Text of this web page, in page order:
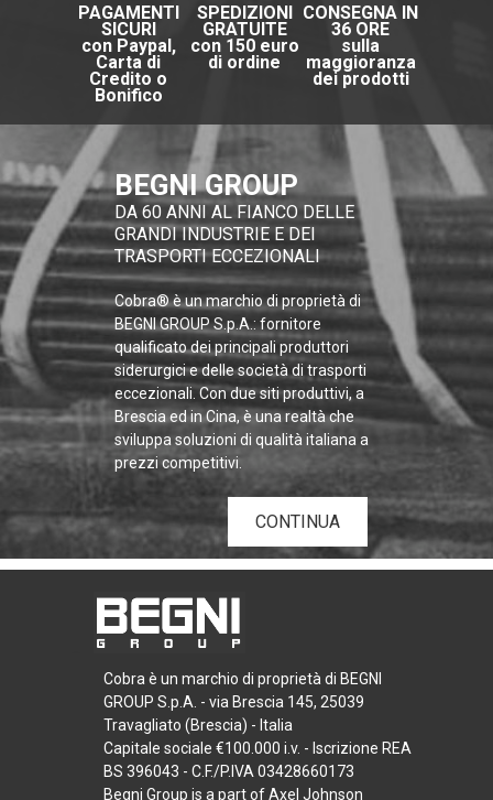
PAGAMENTI
SICURI
con Paypal,
Carta di
Credito o
Bonifico
SPEDIZIONI
GRATUITE
con 150 euro
di ordine
CONSEGNA IN
36 ORE
sulla
maggioranza
dei prodotti
BEGNI GROUP
DA 60 ANNI AL FIANCO DELLE
GRANDI INDUSTRIE E DEI
TRASPORTI ECCEZIONALI
Cobra® è un marchio di proprietà di
BEGNI GROUP S.p.A.: fornitore
qualificato dei principali produttori
siderurgici e delle società di trasporti
eccezionali. Con due siti produttivi, a
Brescia ed in Cina, è una realtà che
sviluppa soluzioni di qualità italiana a
prezzi competitivi.
CONTINUA
Cobra è un marchio di proprietà di BEGNI
GROUP S.p.A. - via Brescia 145, 25039
Travagliato (Brescia) - Italia
Capitale sociale €100.000 i.v. - Iscrizione REA
BS 396043 - C.F./P.IVA 03428660173
Begni Group is a part of Axel Johnson